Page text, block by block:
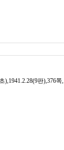
판),376쪽,